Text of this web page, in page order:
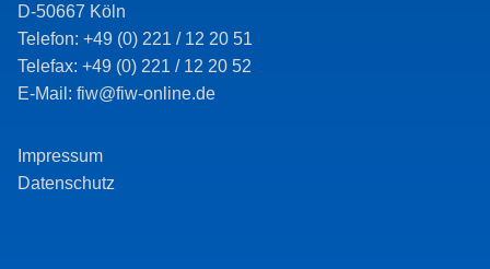
D-50667 Köln
Telefon: +49 (0) 221 / 12 20 51
Telefax: +49 (0) 221 / 12 20 52
E-Mail: fiw@fiw-online.de
Impressum
Datenschutz